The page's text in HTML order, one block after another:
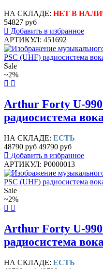
НА СКЛАДЕ: НЕТ В
54827 руб
Добавить в избранное
АРТИКУЛ: 451692
Sale
~2%
Arthur Forty U-
радиосистема
НА СКЛАДЕ: ЕСТЬ
48790 руб 49790 руб
Добавить в избранное
АРТИКУЛ: P0000013
Sale
~2%
Arthur Forty U-
радиосистема
НА СКЛАДЕ: ЕСТЬ